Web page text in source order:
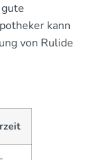
kann
von Rulide